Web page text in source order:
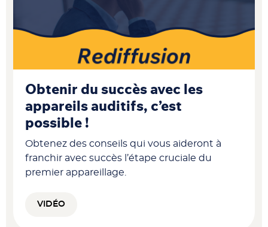
Obtenir du succès avec les
appareils auditifs, c’est
possible !
Obtenez des conseils qui vous aideront à
franchir avec succès l’étape cruciale du
premier appareillage.
VIDÉO